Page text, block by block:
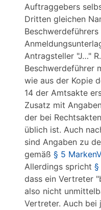
Auftraggebers
Dritten gleichen
Antragsteller "J…"
Beschwerdeführer
wie aus der Kopie
14 der Amtsakte
Zusatz mit
der bei
üblich ist. Auch
sind Angaben zu
gemäß § 5
Allerdings spricht §
dass ein Vertreter
also nicht
Vertreter. Auch bei